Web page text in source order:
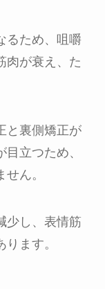
るため、咀嚼
肉が衰え、た
と裏側矯正が
立つため、
ん。
少し、表情筋
ます。